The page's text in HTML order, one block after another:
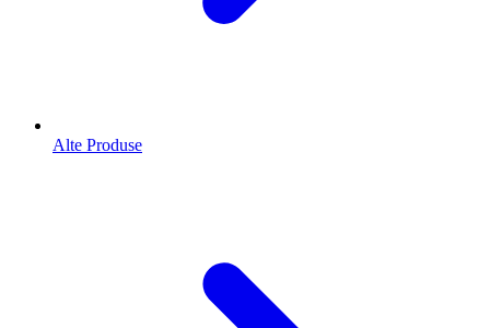
Alte Produse